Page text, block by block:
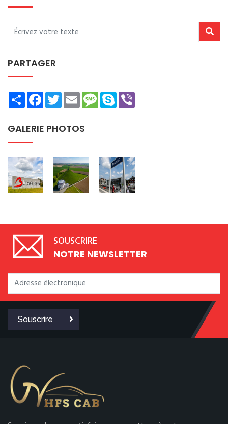
PARTAGER
ShareFacebookTwitterEmailMessage
Skype
GALERIE PHOTOS
SOUSCRIRE
NOTRE NEWSLETTER
Souscrire